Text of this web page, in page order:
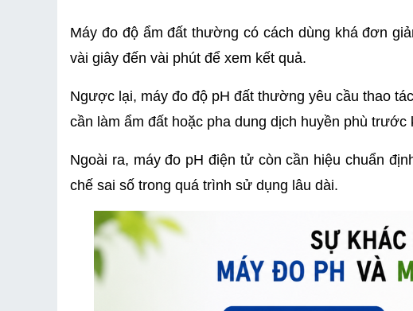
Máy đo độ ẩm đất thường có cách dùng khá đơn
vài giây đến vài phút để xem kết quả.
Ngược lại, máy đo độ pH đất thường yêu cầu thao
cần làm ẩm đất hoặc pha dung dịch huyền phù trước
Ngoài ra, máy đo pH điện tử còn cần hiệu chuẩn
chế sai số trong quá trình sử dụng lâu dài.